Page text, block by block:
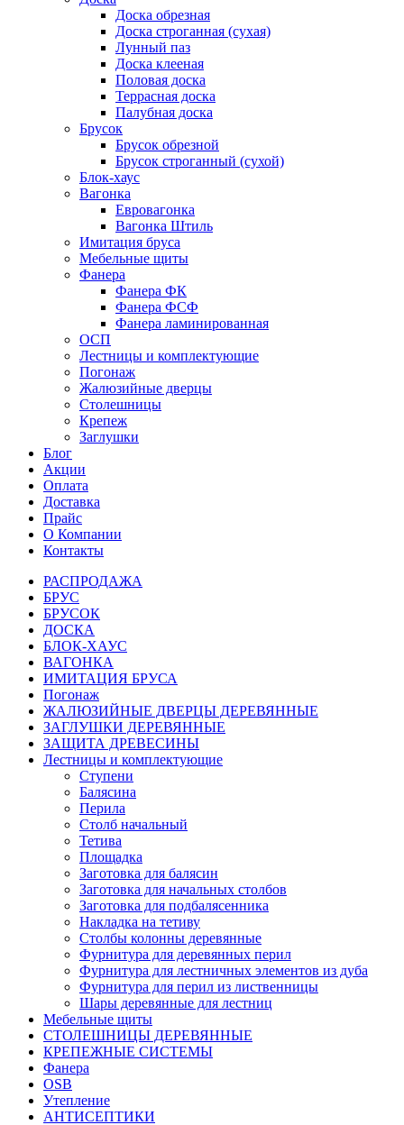
Доска обрезная
Доска строганная (сухая)
Лунный паз
Доска клееная
Половая доска
Террасная доска
Палубная доска
Брусок
Брусок обрезной
Брусок строганный (сухой)
Блок-хаус
Вагонка
Евровагонка
Вагонка Штиль
Имитация бруса
Мебельные щиты
Фанера
Фанера ФК
Фанера ФСФ
Фанера ламинированная
ОСП
Лестницы и комплектующие
Погонаж
Жалюзийные дверцы
Столешницы
Крепеж
Заглушки
Блог
Акции
Оплата
Доставка
Прайс
О Компании
Контакты
РАСПРОДАЖА
БРУС
БРУСОК
ДОСКА
БЛОК-ХАУС
ВАГОНКА
ИМИТАЦИЯ БРУСА
Погонаж
ЖАЛЮЗИЙНЫЕ ДВЕРЦЫ ДЕРЕВЯННЫЕ
ЗАГЛУШКИ ДЕРЕВЯННЫЕ
ЗАЩИТА ДРЕВЕСИНЫ
Лестницы и комплектующие
Ступени
Балясина
Перила
Столб начальный
Тетива
Площадка
Заготовка для балясин
Заготовка для начальных столбов
Заготовка для подбалясенника
Накладка на тетиву
Столбы колонны деревянные
Фурнитура для деревянных перил
Фурнитура для лестничных элементов из дуба
Фурнитура для перил из лиственницы
Шары деревянные для лестниц
Мебельные щиты
СТОЛЕШНИЦЫ ДЕРЕВЯННЫЕ
КРЕПЕЖНЫЕ СИСТЕМЫ
Фанера
OSB
Утепление
АНТИСЕПТИКИ